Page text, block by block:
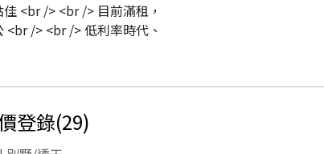
<br /> <br /> 目前滿租，
<br /> <br /> 低利率時代、
登錄(29)